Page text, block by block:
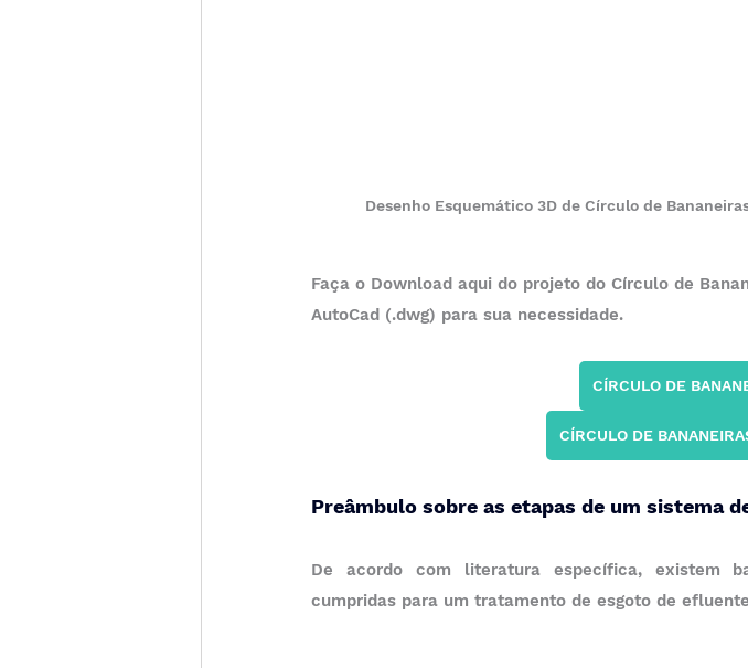
Desenho Esquemático 3D de Círculo de
Faça o Download aqui do projeto do Círculo de
AutoCad (.dwg) para sua necessidade.
CÍRCULO DE
CÍRCULO DE
Preâmbulo sobre as etapas de um sistema
De acordo com literatura específica, existem
cumpridas para um tratamento de esgoto de